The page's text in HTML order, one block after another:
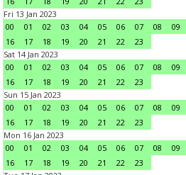
Fri 13 Jan 2023
00
01 02 03 04 05 06 07 08 09
16
17 18 19 20 21 22
23
Sat 14 Jan 2023
00
01 02 03 04 05 06 07 08 09
16
17 18 19 20 21 22
23
Sun 15 Jan 2023
00
01 02 03 04 05 06 07 08 09
16
17 18 19 20 21 22
23
Mon 16 Jan 2023
00
01 02 03 04 05 06 07 08 09
16
17 18 19 20 21 22
23